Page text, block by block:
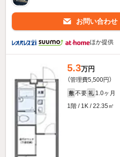
お問い合わせ
ほか提供
5.3万円
（管理費5,500円）
敷 不要 礼 1.0ヶ月
1階 / 1K / 22.35㎡